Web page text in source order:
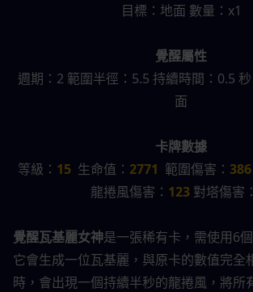
目標：地面 數量：x1
覺醒屬性
週期：2 範圍半徑：5.5 持續時間：0.5
面
卡牌數據
等級： 15 生命值： 2771 範圍傷害： 386
龍捲風傷害： 123 對塔傷害：
覺醒瓦基麗女神是一張稀有卡，需使用6
它會生成一位瓦基麗，與原卡的數值完全
時，會出現一個持續半秒的龍捲風，將所